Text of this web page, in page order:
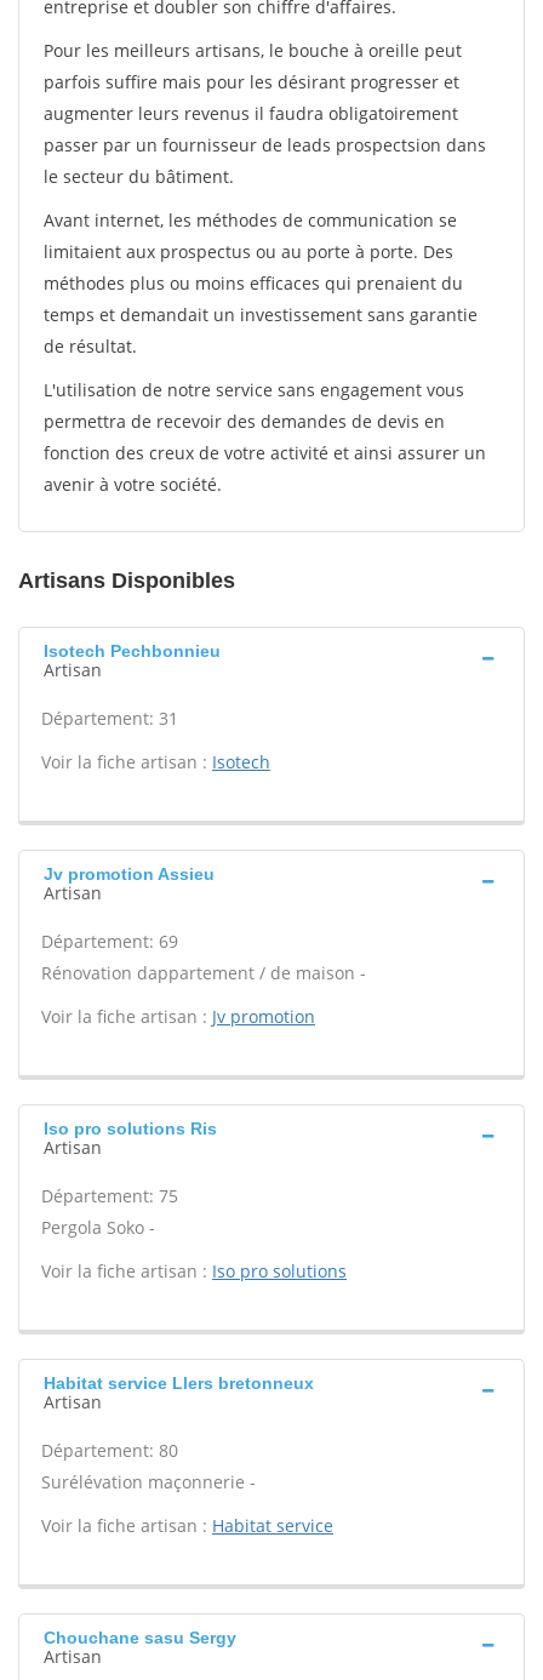
entreprise et doubler son chiffre d'affaires.
Pour les meilleurs artisans, le bouche à oreille peut
parfois suffire mais pour les désirant progresser et
augmenter leurs revenus il faudra obligatoirement
passer par un fournisseur de leads prospectsion dans
le secteur du bâtiment.
Avant internet, les méthodes de communication se
limitaient aux prospectus ou au porte à porte. Des
méthodes plus ou moins efficaces qui prenaient du
temps et demandait un investissement sans garantie
de résultat.
L'utilisation de notre service sans engagement vous
permettra de recevoir des demandes de devis en
fonction des creux de votre activité et ainsi assurer un
avenir à votre société.
Artisans Disponibles
Isotech Pechbonnieu
Artisan
Département: 31
Voir la fiche artisan : Isotech
Jv promotion Assieu
Artisan
Département: 69
Rénovation dappartement / de maison -
Voir la fiche artisan : Jv promotion
Iso pro solutions Ris
Artisan
Département: 75
Pergola Soko -
Voir la fiche artisan : Iso pro solutions
Habitat service Llers bretonneux
Artisan
Département: 80
Surélévation maçonnerie -
Voir la fiche artisan : Habitat service
Chouchane sasu Sergy
Artisan